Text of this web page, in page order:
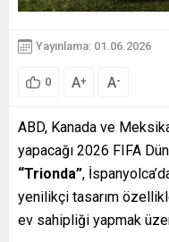
Yayınlama: 01.06.2026
0 A+ A-
ABD, Kanada ve
yapacağı 2026 FIFA
“Trionda”,
yenilikçi tasarım
ev sahipliği yapmak